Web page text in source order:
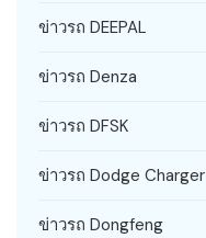
ข่าวรถ DEEPAL
ข่าวรถ Denza
ข่าวรถ DFSK
ข่าวรถ Dodge Charger
ข่าวรถ Dongfeng